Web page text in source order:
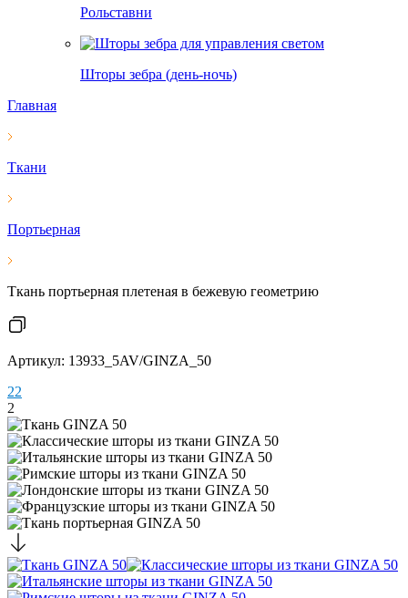
Рольставни
Шторы зебра (день-ночь)
Главная
Ткани
Портьерная
Ткань портьерная плетеная в бежевую геометрию
Артикул: 13933_5AV/GINZA_50
22
2